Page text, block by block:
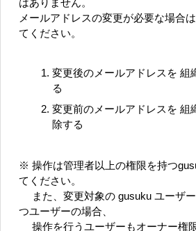
はありません。
メールアドレスの変更が必要な場合
てください。
変更後のメールアドレスを 組
る
変更前のメールアドレスを 組
除する
※ 操作は管理者以上の権限を持つ
てください。
また、変更対象の gusuku ユーザ
つユーザーの場合、
操作を行うユーザーもオーナー権